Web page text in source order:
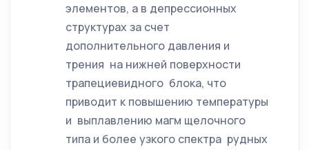
элементов, а в депрессионных
структурах за счет
дополнительного давления и
трения на нижней поверхности
трапециевидного блока, что
приводит к повышению температуры
и выплавлению магм щелочного
типа и более узкого спектра рудных